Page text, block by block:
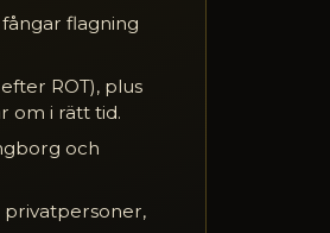
flagning
ROT), plus
om i rätt tid.
och
privatpersoner,